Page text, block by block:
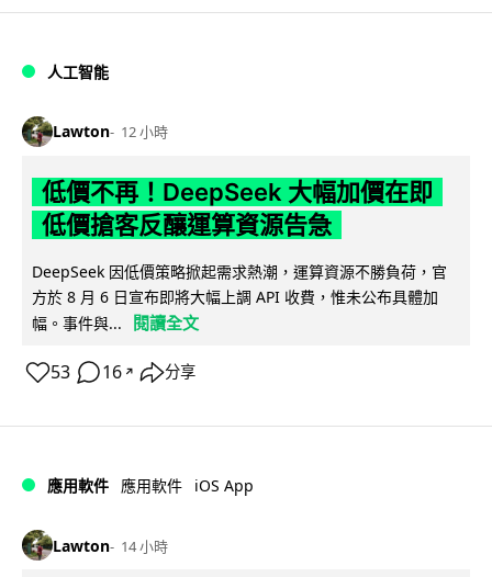
人工智能
Lawton 12 小時
低價不再！DeepSeek 大幅加價在即
低價搶客反釀運算資源告急
DeepSeek 因低價策略掀起需求熱潮，運算資源不勝負荷，官
方於 8 月 6 日宣布即將大幅上調 API 收費，惟未公布具體加
幅。事件與...
閱讀全文
53 16 ↗ 分享
應用軟件 應用軟件 iOS App
Lawton 14 小時